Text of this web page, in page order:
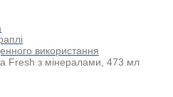
використання
Fresh з мінералами, 473 мл